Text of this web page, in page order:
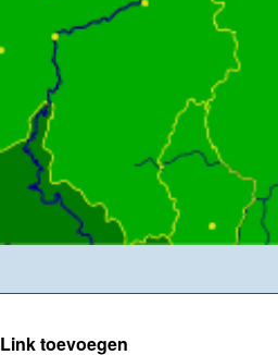
Link toevoegen